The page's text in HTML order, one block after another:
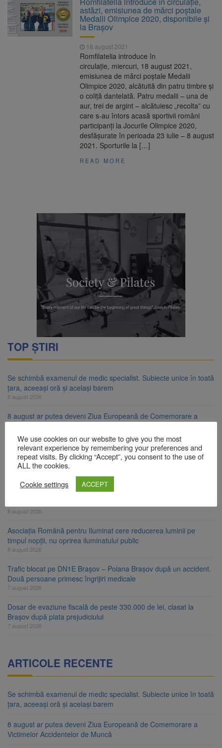
Nivelul Dunării a început să crească
8 august 2026
Asociația Română pentru
Iluminat cere reducerea luminii pe timpul
nopții, nu oprirea iluminatului public
Trafic blocat pe DN1E Brașov
– Poiana Brașov după un accident. Două
persoane primesc îngrijiri medicale
Se schimbă examenul de
medic specialist. Subiecte unice în toată țara,
aceeași oră și același barem
astăzi, emisiunea de mărci poștale
Medalii Olimpice 2020, disponibile și
la Brașov
18 august 2021
Romfilatelia introduce în
circulație, miercuri, 18 august 2021,
emisiunea de mărci poștale Medalii
Olimpice 2020, alcătuită din patru timbre și
o coliță dantelată. Patru medalii – una de
aur, trei de argint – alcătuiesc „recolta” cu
care s-au întors acasă sportivii români
participanți la Jocurile Olimpice 2020,
desfășurate în perioada 23 iulie – 8 august
2021. Sporturile la […]
READ MORE
TOP ȘTIRI
Se schimbă examenul de medic specialist. Subiecte unice în toată
țara, aceeași oră și același barem
8 august 2026
8 august ar putea deveni Ziua Europeană de Comemorare a
8 august 2026
Am început demolarea fostului complex Duplex 91, de lângă Piața
Star
Ungaria renunță la apelul pentru reducerea consumului de
8 august 2026
Asociația Română pentru Iluminat cere reducerea luminii pe
timpul nopții, nu oprirea iluminatului public
8 august 2026
Trafic blocat pe DN1E Brașov – Poiana Brașov după un accident.
Două persoane primesc îngrijiri medicale
7 august 2026
Dosar de evaziune fiscală de peste 330.000 de lei, clasat la
Brașov după plata prejudiciului
7 august 2026
ARTICOLE RECENTE
Se schimbă examenul de medic specialist. Subiecte unice în toată
țara, aceeași oră și același barem
8 august ar putea deveni Ziua Europeană de Comemorare a
Victimelor Accidentelor de Muncă
We use cookies on our website to give you the most
relevant experience by remembering your preferences and
repeat visits. By clicking “Accept”, you consent to the use of
ALL the cookies.
Cookie settings
ACCEPT